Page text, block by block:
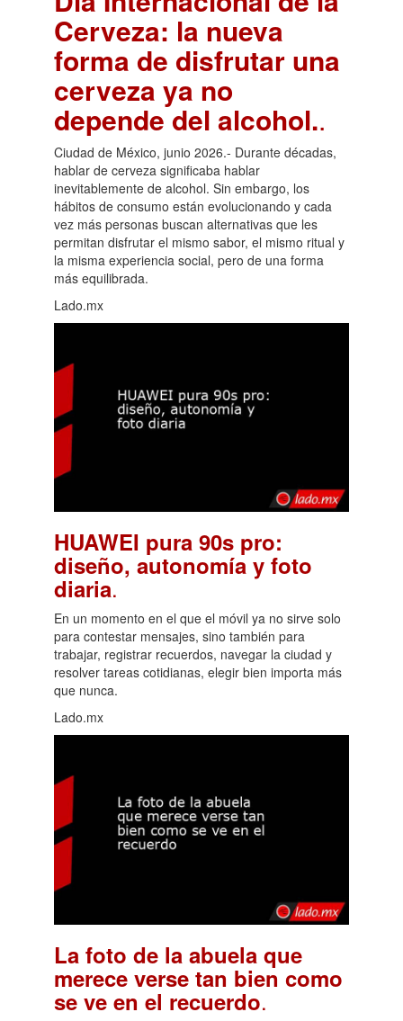
Cerveza: la nueva
forma de disfrutar una
cerveza ya no
depende del alcohol..
Ciudad de México, junio 2026.- Durante décadas,
hablar de cerveza significaba hablar
inevitablemente de alcohol. Sin embargo, los
hábitos de consumo están evolucionando y cada
vez más personas buscan alternativas que les
permitan disfrutar el mismo sabor, el mismo ritual y
la misma experiencia social, pero de una forma
más equilibrada.
Lado.mx
HUAWEI pura 90s pro:
diseño, autonomía y foto
diaria.
En un momento en el que el móvil ya no sirve solo
para contestar mensajes, sino también para
trabajar, registrar recuerdos, navegar la ciudad y
resolver tareas cotidianas, elegir bien importa más
que nunca.
Lado.mx
La foto de la abuela que
merece verse tan bien como
se ve en el recuerdo.